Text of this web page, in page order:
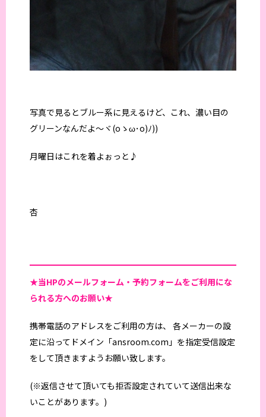
写真で見るとブルー系に見えるけど、これ、濃い目の
グリーンなんだよ～ヾ(oゝω･o)ﾉ))
月曜日はこれを着よぉっと♪
杏
★当HPのメールフォーム・予約フォームをご利用にな
られる方へのお願い★
携帯電話のアドレスをご利用の方は、 各メーカーの設
定に沿ってドメイン「ansroom.com」を指定受信設定
をして頂きますようお願い致します。
(※返信させて頂いても拒否設定されていて送信出来な
いことがあります。)